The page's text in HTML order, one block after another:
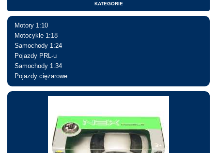
KATEGORIE
Motory 1:10
Motocykle 1:18
Samochody 1:24
Pojazdy PRL-u
Samochody 1:34
Pojazdy ciężarowe
Nie jesteś zalogowany